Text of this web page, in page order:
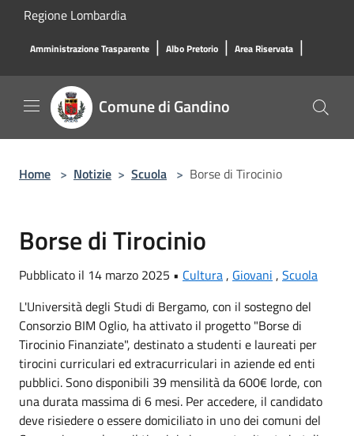
Salta al contenuto principale
Regione Lombardia
Amministrazione Trasparente | Albo Pretorio | Area Riservata |
Comune di Gandino
Home > Notizie > Scuola > Borse di Tirocinio
Borse di Tirocinio
Pubblicato il 14 marzo 2025 • Cultura, Giovani , Scuola
L'Università degli Studi di Bergamo, con il sostegno del
Consorzio BIM Oglio, ha attivato il progetto "Borse di
Tirocinio Finanziate", destinato a studenti e laureati per
tirocini curriculari ed extracurriculari in aziende ed enti
pubblici. Sono disponibili 39 mensilità da 600€ lorde, con
una durata massima di 6 mesi. Per accedere, il candidato
deve risiedere o essere domiciliato in uno dei comuni del